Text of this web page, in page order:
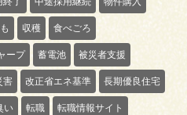
収穫 食べごろ
ープ 蓄電池 被災者支援
害 改正省エネ基準 長期優良住宅
い 転職 転職情報サイト